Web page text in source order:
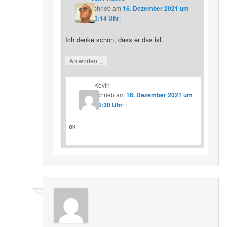
schriebam 16. Dezember 2021 um
20:14 Uhr:
Ich denke schon, dass er das ist.
Antworten ↓
Kevin
schriebam16. Dezember 2021 um
23:30 Uhr:
ok